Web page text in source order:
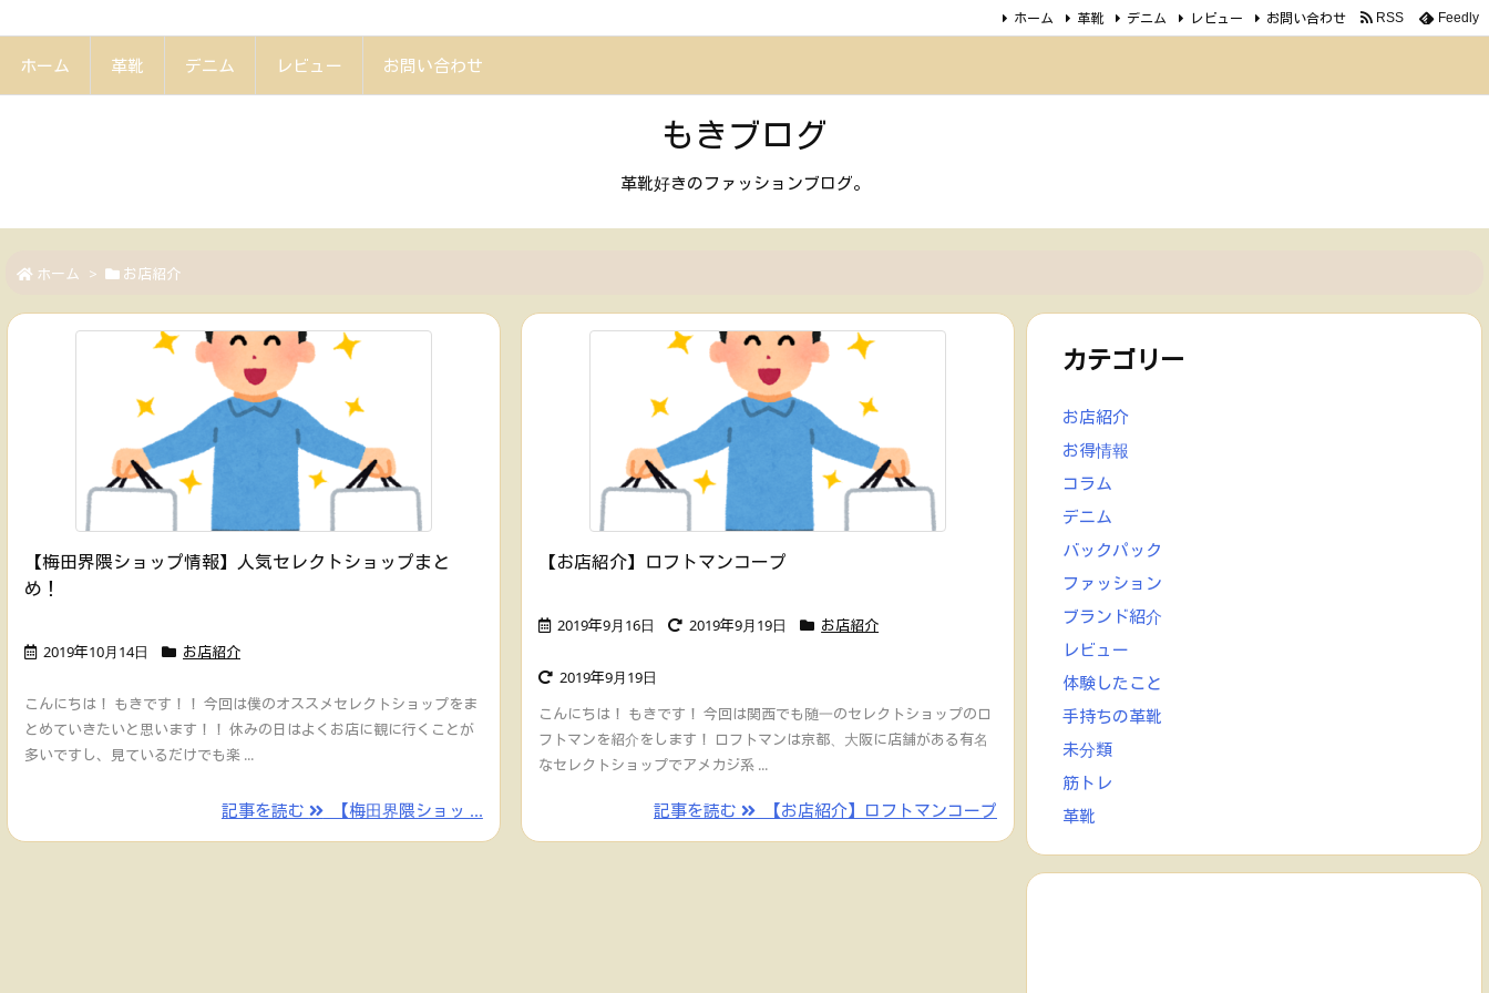
ホーム 革靴 デニム レビュー お問い合わせ
ホーム 革靴 デニム レビュー お問い合わせ RSS Feedly
もきブログ
革靴好きのファッションブログ。
ホーム > お店紹介
【梅田界隈ショップ情報】人気セレクトショップまと
め！
2019年10月14日 お店紹介
こんにちは！ もきです！！ 今回は僕のオススメセレクトショップをま
とめていきたいと思います！！ 休みの日はよくお店に観に行くことが
多いですし、見ているだけでも楽 ...
記事を読む 【梅田界隈ショッ ...
【お店紹介】ロフトマンコープ
2019年9月16日 2019年9月19日 お店紹介
2019年9月19日
こんにちは！ もきです！ 今回は関西でも随一のセレクトショップのロ
フトマンを紹介をします！ ロフトマンは京都、大阪に店舗がある有名
なセレクトショップでアメカジ系 ...
記事を読む 【お店紹介】ロフトマンコープ
カテゴリー
お店紹介
お得情報
コラム
デニム
バックパック
ファッション
ブランド紹介
レビュー
体験したこと
手持ちの革靴
未分類
筋トレ
革靴